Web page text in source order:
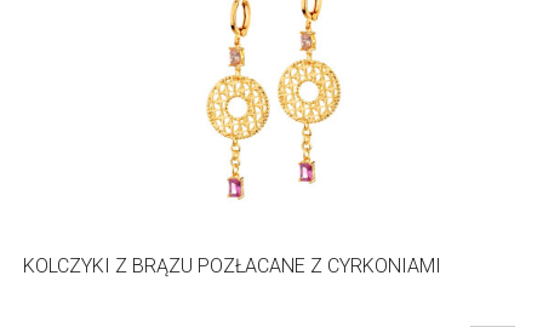
KOLCZYKI Z BRĄZU POZŁACANE Z CYRKONIAMI